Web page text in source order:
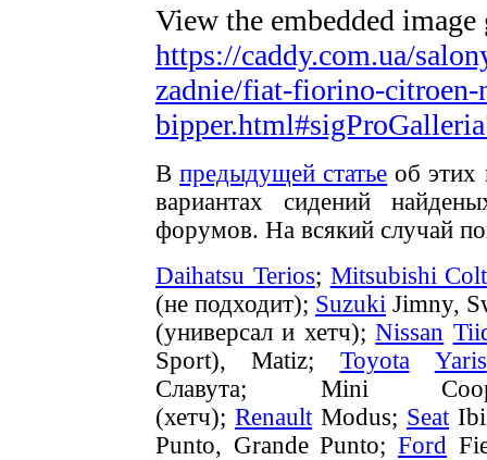
View the embedded
https://caddy.com.ua/
zadnie/fiat-fiorino-citroen-
Впредыдущей статье об этих
вариантах сидений
форумов. На всякий случай
Daihatsu Terios; Mitsubishi Colt
(не подходит); Suzuki Jimny,
(универсал и хетч);Nissan
Sport), Matiz; Toyota Yaris
Славута; Mini
(хетч); RenaultModus; Seat
Punto, Grande Punto;Ford